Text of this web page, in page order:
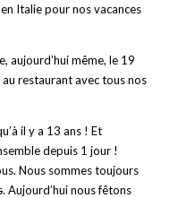
Italie pour nos vacances
aujourd’hui même, le 19
restaurant avec tous nos
il y a 13 ans ! Et
depuis 1 jour !
Nous sommes toujours
. Aujourd’hui nous fêtons